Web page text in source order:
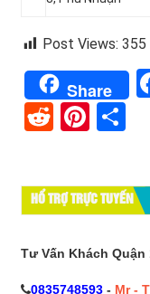
Post Views: 355
Share
Reddit
HỔ TRỢ TRỰC TUYẾN
Tư Vấn Khách Quận
0835748593 - Mr -